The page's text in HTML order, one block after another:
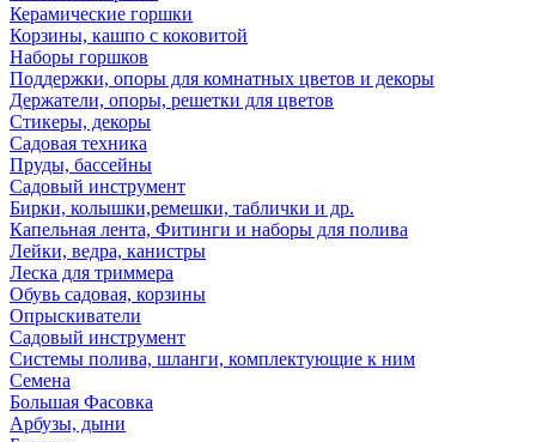
Керамические горшки
Корзины, кашпо с коковитой
Наборы горшков
Поддержки, опоры для комнатных цветов и декоры
Держатели, опоры, решетки для цветов
Стикеры, декоры
Садовая техника
Пруды, бассейны
Садовый инструмент
Бирки, колышки,ремешки, таблички и др.
Капельная лента, Фитинги и наборы для полива
Лейки, ведра, канистры
Леска для триммера
Обувь садовая, корзины
Опрыскиватели
Садовый инструмент
Системы полива, шланги, комплектующие к ним
Семена
Большая Фасовка
Арбузы, дыни